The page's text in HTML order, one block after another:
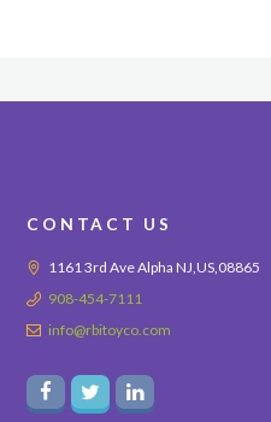
CONTACT US
1161 3rd Ave Alpha NJ,US,08865
908-454-7111
info@rbitoyco.com